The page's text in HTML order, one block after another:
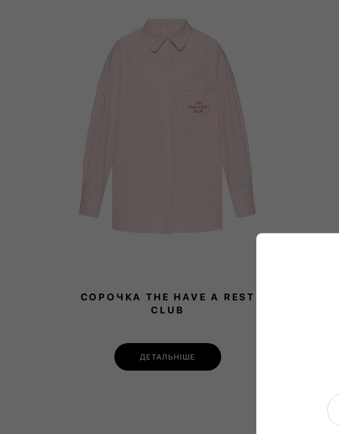
СОРОЧКА THE HAVE A REST
CLUB
ДЕТАЛЬНІШЕ